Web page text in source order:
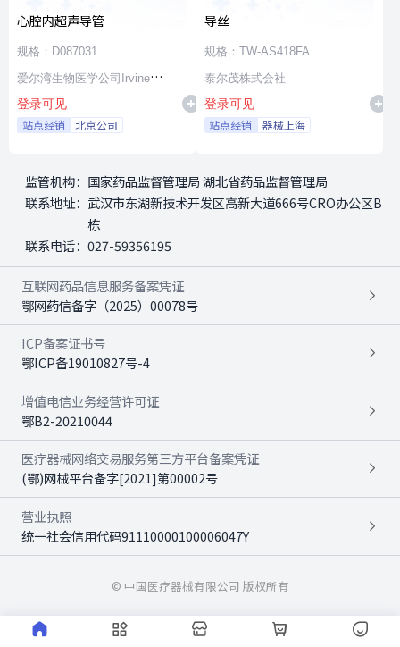
心腔内超声导管
规格：D087031
爱尔湾生物医学公司Irvine
Biomedical,Inc. a St. Jude
Medical Company
登录可见
站点经销 北京公司
导丝
规格：TW-AS418FA
泰尔茂株式会社
登录可见
站点经销 器械上海
监管机构： 国家药品监督管理局 湖北省药品监督管理局
联系地址： 武汉市东湖新技术开发区高新大道666号CRO办公区B
栋
联系电话： 027-59356195
互联网药品信息服务备案凭证
鄂网药信备字（2025）00078号
ICP备案证书号
鄂ICP备19010827号-4
增值电信业务经营许可证
鄂B2-20210044
医疗器械网络交易服务第三方平台备案凭证
(鄂)网械平台备字[2021]第00002号
营业执照
统一社会信用代码91110000100006047Y
© 中国医疗器械有限公司 版权所有